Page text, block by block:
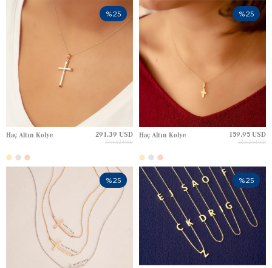
Haç Altın Kolye 291.39 USD
388.52 USD
%25
Haç Altın Kolye 159.95 USD
213.26 USD
%25
%25 %25